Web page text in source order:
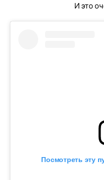
И это
Посмотреть эту